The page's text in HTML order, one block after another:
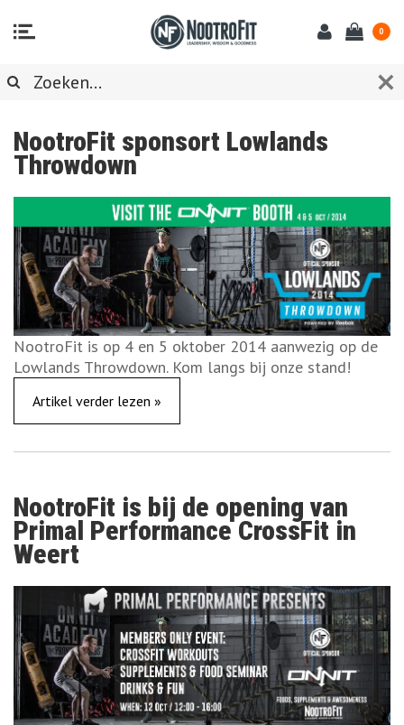
0
NIEUWS
NootroFit sponsort Lowlands
Throwdown
NootroFit is op 4 en 5 oktober 2014 aanwezig op de
Lowlands Throwdown. Kom langs bij onze stand!
Artikel verder lezen »
NootroFit is bij de opening van
Primal Performance CrossFit in
Weert